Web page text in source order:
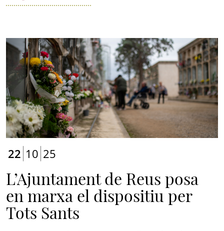
22 10 25
L’Ajuntament de Reus posa
en marxa el dispositiu per
Tots Sants